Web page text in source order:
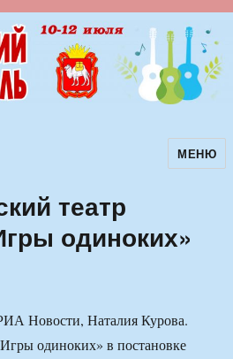
авторскойМЕНЮ
театр
одиноких»
Новости, Наталия Курова.
одиноких» в постановке